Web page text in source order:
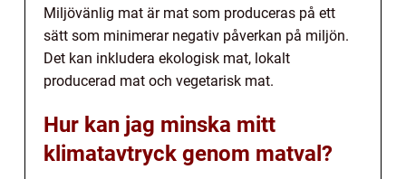
Miljövänlig mat är mat som produceras på ett
sätt som minimerar negativ påverkan på miljön.
Det kan inkludera ekologisk mat, lokalt
producerad mat och vegetarisk mat.
Hur kan jag minska mitt
klimatavtryck genom matval?